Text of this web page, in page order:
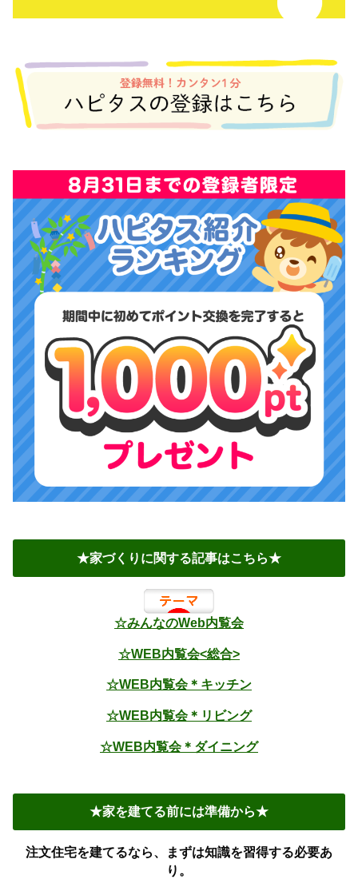
★家づくりに関する記事はこちら★
☆みんなのWeb内覧会
☆WEB内覧会<総合>
☆WEB内覧会＊キッチン
☆WEB内覧会＊リビング
☆WEB内覧会＊ダイニング
★家を建てる前には準備から★
注文住宅を建てるなら、まずは知識を習得する必要あ
り。